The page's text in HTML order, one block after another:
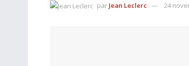
par Jean Leclerc 24